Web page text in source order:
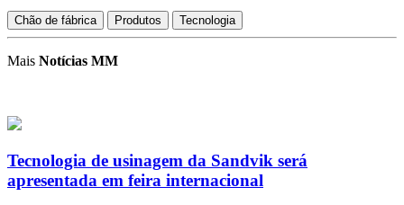
Chão de fábrica Produtos Tecnologia
Mais Notícias MM
Tecnologia de usinagem da Sandvik será
apresentada em feira internacional